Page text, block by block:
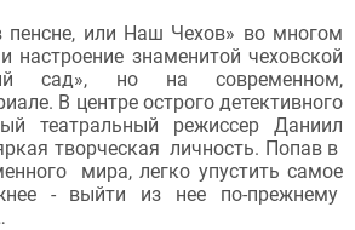
пенсне, или Наш Чехов» во многом
настроение знаменитой чеховской
сад», но на современном,
В центре острого детективного
театральный режиссер Даниил
творческая личность. Попав в
мира, легко упустить самое
- выйти из нее по-прежнему